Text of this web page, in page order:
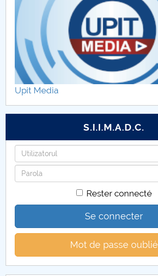
Upit Media
S.I.I.M.A.D.C.
Identifiant
Mot
de
Rester connecté
Se connecter
Mot de passe oublié